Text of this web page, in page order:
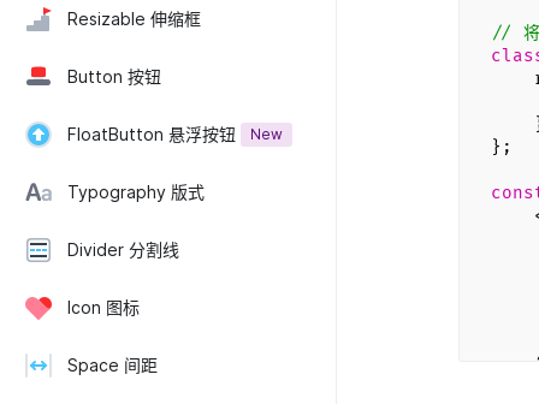
Resizable 伸缩框
Button 按钮
FloatButton 悬浮按钮 New
Typography 版式
Divider 分割线
Icon 图标
Space 间距
// 将
};
/